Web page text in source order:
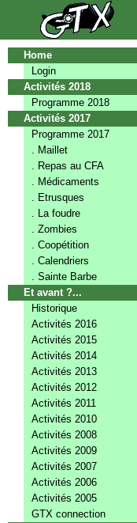
Home
Login
Activités 2018
Programme 2018
Activités 2017
Programme 2017
. Maillet
. Repas au CFA
. Médicaments
. Etrusques
. La foudre
. Zombies
. Coopétition
. Calendriers
. Sainte Barbe
Et avant ?...
Historique
Activités 2016
Activités 2015
Activités 2014
Activités 2013
Activités 2012
Activités 2011
Activités 2010
Activités 2008
Activités 2009
Activités 2007
Activités 2006
Activités 2005
GTX connection